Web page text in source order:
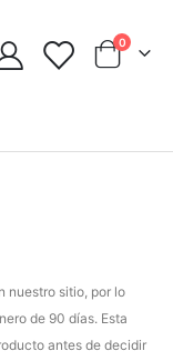
0artículos
nuestro sitio, por lo
de 90 días. Esta
antes de decidir